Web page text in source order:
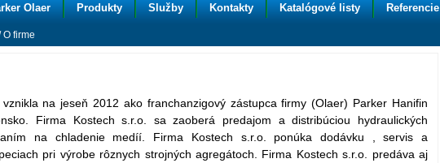
Olaer Produkty Služby Kontakty Katalógové listy Referencie
O firme
na jeseň 2012 ako franchanzigový zástupca firmy (Olaer) Parker Hanifin
Firma Kostech s.r.o. sa zaoberá predajom a distribúciou hydraulických
na chladenie medíí. Firma Kostech s.r.o. ponúka dodávku , servis a
pri výrobe rôznych strojných agregátoch. Firma Kostech s.r.o. predáva aj